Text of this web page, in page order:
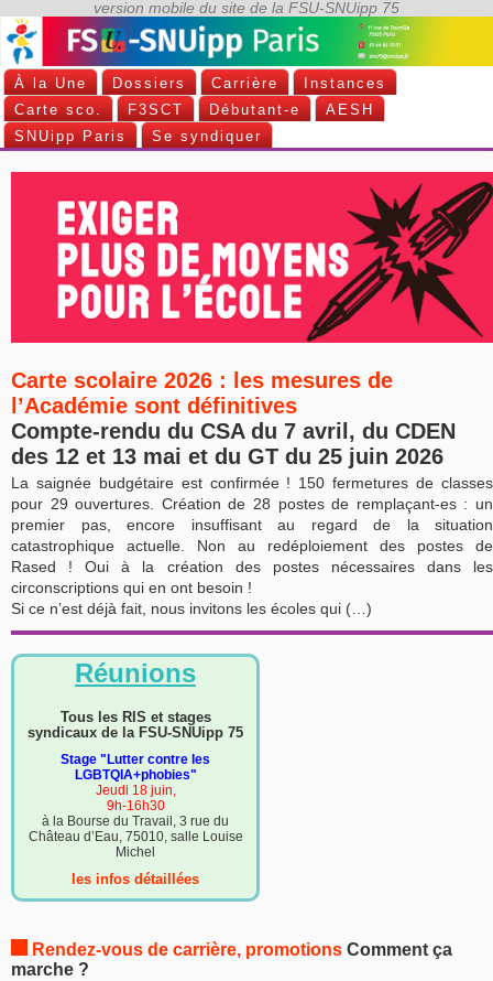
À la Une Dossiers Carrière
Instances
Carte sco.
F3SCT Débutant-e
AESH
SNUipp Paris
Se syndiquer
Carte scolaire 2026 : les mesures de
l’Académie sont définitives
Compte-rendu du CSA du 7 avril, du CDEN
des 12 et 13 mai et du GT du 25 juin 2026
La saignée budgétaire est confirmée ! 150 fermetures de classes
pour 29 ouvertures. Création de 28 postes de remplaçant-es : un
premier pas, encore insuffisant au regard de la situation
catastrophique actuelle. Non au redéploiement des postes de
Rased ! Oui à la création des postes nécessaires dans les
circonscriptions qui en ont besoin !
Si ce n’est déjà fait, nous invitons les écoles qui (…)
Réunions
Tous les RIS et stages
syndicaux de la FSU-SNUipp 75
Stage "Lutter contre les
LGBTQIA+phobies"
Jeudi 18 juin,
9h-16h30
à la Bourse du Travail, 3 rue du
Château d’Eau, 75010, salle Louise
Michel
les infos détaillées
Rendez-vous de carrière, promotions Comment ça
marche ?